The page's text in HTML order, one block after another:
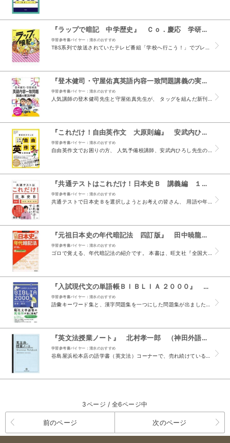
『ラップで暗記 中学歴史』 Ｃｏ．慶応 学研プラス （学研プラス）
学習参考書バイヤー：清水のおすすめ
TBS系列で放送されていたテレビ番組「学校へ行こう！」でブレイク、 「お勉強ラップ」として人気のCo.慶応さんの新刊です。 歴史の年号を暗記するのって、なかなか大変ですよね。 ラップの歌詞で、...
『登木健司・守屋佑真英語内容一致問題講義の実況中継』 登木健司 守屋佑真 （語学春秋社）
学習参考書バイヤー：清水のおすすめ
人気講師の登木健司先生と守屋佑真先生が、 タッグを組んだ新刊が出ました。 英文を読んで、後に続く各問の適切な答えを選ぶ形式の問題、 制限時間内に解くためのコツがわかると助かりますよね。 内容一...
『これだけ！自由英作文 大原則編』 安武内ひろし （水王舎）
学習参考書バイヤー：清水のおすすめ
自由英作文でお困りの方、 人気予備校講師、安武内ひろし先生の新刊をおすすめします。 自由英作文は、多くの大学で出題されます。 その採点法は、減点法が使われることが多く、 いかに、減点されないか...
『共通テストはこれだけ！日本史Ｂ 講義編 １』 金谷俊一郎 （文英堂）
学習参考書バイヤー：清水のおすすめ
共通テストで日本史Ｂを選択しようとお考えの皆さん、 用語や年号を丸暗記しようとして、時間がないって思っていませんか。 効率的に共通テストに必要な知識を得るために、本書をおすすめします。 著者は...
『元祖日本史の年代暗記法 四訂版』 田中暁龍 （旺文社）
学習参考書バイヤー：清水のおすすめ
ゴロで覚える、年代暗記法の紹介です。 本書は、旺文社『全国大学入試問題正解』から、 年代関連データを分析、精選した年代が、時代別に収録されています。 見開き左頁に、年代と解説、右頁に前後の流れ...
『入試現代文の単語帳ＢＩＢＬＩＡ ２０００』 柳生好之 （学研プラス）
学習参考書バイヤー：清水のおすすめ
語彙キーワード集と、漢字問題集を一つにした問題集が出ました。 入試では、論理的に考える思考力がとわれます。 そのために必要な語彙力を、この問題集を使って養ってください。 本書の特徴を説明します...
『英文法授業ノート』 北村孝一郎 （神田外語大学出版局 ぺりかん社）
学習参考書バイヤー：清水のおすすめ
谷島屋浜松本店の語学書（英文法）コーナーで、売れ続けている人気の本です。 つくりは非常にシンプルで、中学・高校の授業で扱われる英文法の主な27項目を、いくつかにわけ108のシートで取り上げてい...
3ページ / 全6ページ中
前のページ 次のページ